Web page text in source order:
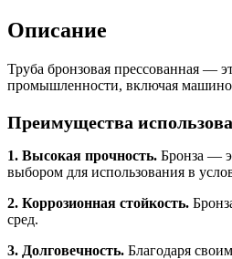
Описание
Труба бронзовая прессованная —
промышленности, включая
Преимущества
1. Высокая прочность. Бронза —
выбором для использования в
2. Коррозионная стойкость.
сред.
3. Долговечность. Благодаря